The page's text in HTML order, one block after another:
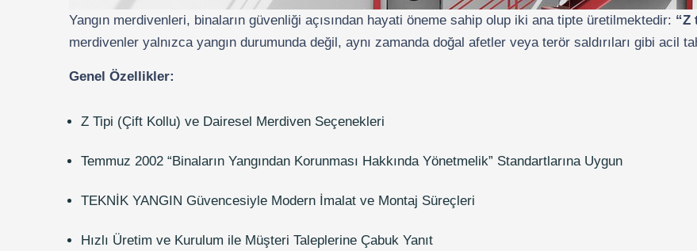
Yangın merdivenleri, binaların güvenliği açısından hayati öneme sahip olup iki ana tipte üretilmektedir: “Z
merdivenler yalnızca yangın durumunda değil, aynı zamanda doğal afetler veya terör saldırıları gibi
Genel Özellikler:
Z Tipi (Çift Kollu) ve Dairesel Merdiven Seçenekleri
Temmuz 2002 “Binaların Yangından Korunması Hakkında Yönetmelik” Standartlarına Uygun
TEKNİK YANGIN Güvencesiyle Modern İmalat ve Montaj Süreçleri
Hızlı Üretim ve Kurulum ile Müşteri Taleplerine Çabuk Yanıt